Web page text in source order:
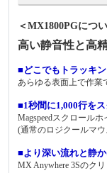
＜MX1800PGにつ
高い静音性と高
■どこでもトラッキ
あらゆる表面上で作業
■1秒間に1,000行を
Magspeedスクロール
(通常のロジクールマ
■より深い流れと静
MX Anywhere 3Sのク